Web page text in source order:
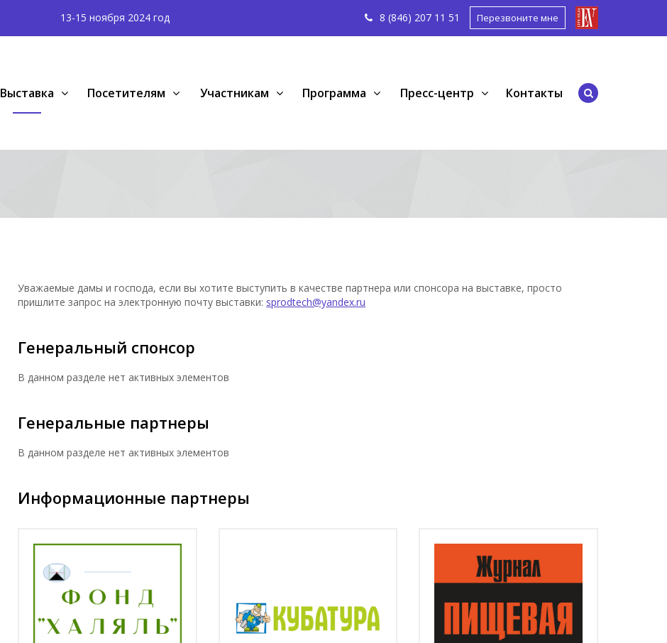
13-15 ноября 2024 год 8 (846) 207 11 51 Перезвоните мне
Выставка Посетителям Участникам Программа Пресс-центр Контакты
Уважаемые дамы и господа, если вы хотите выступить в качестве партнера или спонсора на выставке, просто
пришлите запрос на электронную почту выставки: sprodtech@yandex.ru
Генеральный спонсор
В данном разделе нет активных элементов
Генеральные партнеры
В данном разделе нет активных элементов
Информационные партнеры